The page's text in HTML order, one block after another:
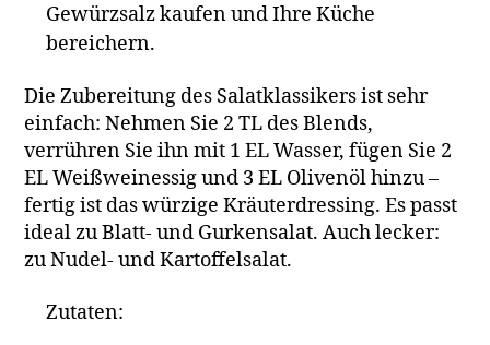
Gewürzsalz kaufen und Ihre Küche
bereichern.
Die Zubereitung des Salatklassikers ist sehr
einfach: Nehmen Sie 2 TL des Blends,
verrühren Sie ihn mit 1 EL Wasser, fügen Sie 2
EL Weißweinessig und 3 EL Olivenöl hinzu –
fertig ist das würzige Kräuterdressing. Es passt
ideal zu Blatt- und Gurkensalat. Auch lecker:
zu Nudel- und Kartoffelsalat.
Zutaten: